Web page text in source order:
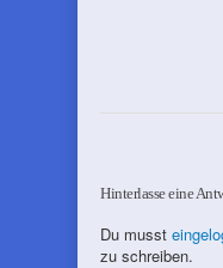
Hinterlasse eine
Du musst
zu schreiben.